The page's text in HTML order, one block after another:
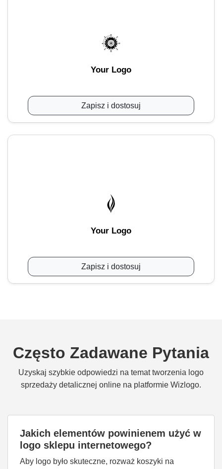
Your Logo
Zapisz i dostosuj
Your Logo
Zapisz i dostosuj
Często Zadawane Pytania
Uzyskaj szybkie odpowiedzi na temat tworzenia logo
sprzedaży detalicznej online na platformie Wizlogo.
Jakich elementów powinienem użyć w
logo sklepu internetowego?
Aby logo było skuteczne, rozważ koszyki na